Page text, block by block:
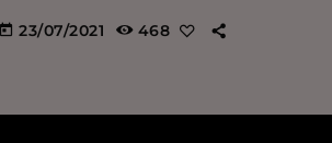
comme Heartless, Save Your Tears et, plus
today 23/07/2021 468